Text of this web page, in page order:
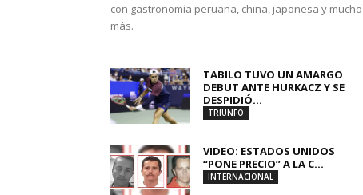
con gastronomía peruana, china, japonesa y mucho
más.
TABILO TUVO UN AMARGO
DEBUT ANTE HURKACZ Y SE
DESPIDIÓ...
TRIUNFO
VIDEO: ESTADOS UNIDOS
“PONE PRECIO” A LA C...
INTERNACIONAL